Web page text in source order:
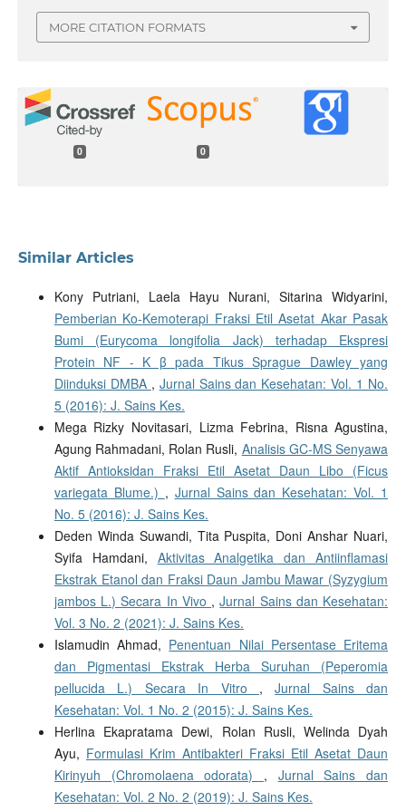
MORE CITATION FORMATS
0 0
Similar Articles
Kony Putriani, Laela Hayu Nurani, Sitarina Widyarini,
Pemberian Ko-Kemoterapi Fraksi Etil Asetat Akar Pasak
Bumi (Eurycoma longifolia Jack) terhadap Ekspresi
Protein NF - K β pada Tikus Sprague Dawley yang
Diinduksi DMBA , Jurnal Sains dan Kesehatan: Vol. 1 No.
5 (2016): J. Sains Kes.
Mega Rizky Novitasari, Lizma Febrina, Risna Agustina,
Agung Rahmadani, Rolan Rusli, Analisis GC-MS Senyawa
Aktif Antioksidan Fraksi Etil Asetat Daun Libo (Ficus
variegata Blume.) , Jurnal Sains dan Kesehatan: Vol. 1
No. 5 (2016): J. Sains Kes.
Deden Winda Suwandi, Tita Puspita, Doni Anshar Nuari,
Syifa Hamdani, Aktivitas Analgetika dan Antiinflamasi
Ekstrak Etanol dan Fraksi Daun Jambu Mawar (Syzygium
jambos L.) Secara In Vivo ,Jurnal Sains dan Kesehatan:
Vol. 3 No. 2 (2021): J. Sains Kes.
Islamudin Ahmad, Penentuan Nilai Persentase Eritema
dan Pigmentasi Ekstrak Herba Suruhan (Peperomia
pellucida L.) Secara In Vitro ,Jurnal Sains dan
Kesehatan: Vol. 1 No. 2 (2015): J. Sains Kes.
Herlina Ekapratama Dewi, Rolan Rusli, Welinda Dyah
Ayu, Formulasi Krim Antibakteri Fraksi Etil Asetat Daun
Kirinyuh (Chromolaena odorata) , Jurnal Sains dan
Kesehatan: Vol. 2 No. 2 (2019): J. Sains Kes.